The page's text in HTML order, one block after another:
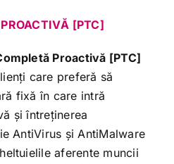
[PTC]
Proactivă [PTC]
care preferă să
fixă în care intră
și întreținerea
AntiVirus și AntiMalware
aferente muncii